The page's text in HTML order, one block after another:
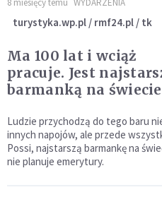
8 miesięcy temu WYDARZENIA
turystyka.wp.pl / rmf24.pl / tk
Ma 100 lat i wciąż
pracuje. Jest
barmanką na świecie
Ludzie przychodzą do tego baru
innych napojów, ale przede
Possi, najstarszą barmankę na
nie planuje emerytury.